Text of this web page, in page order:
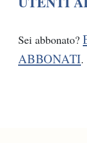
Sei abbonato?
ABBONATI.